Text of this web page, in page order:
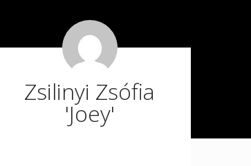
Zsilinyi Zsófia
'Joey'